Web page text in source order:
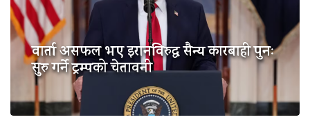
वार्ता असफल भए इरानविरुद्ध सैन्य कारबाही पुनः
सुरु गर्ने ट्रम्पको चेतावनी